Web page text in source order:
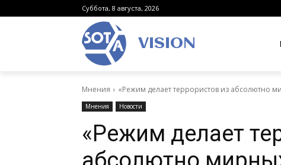
Суббота, 8 августа, 2026
VISION
Мнения «Режим делает террористов из абсолютно
Мнения Новости
«Режим делает